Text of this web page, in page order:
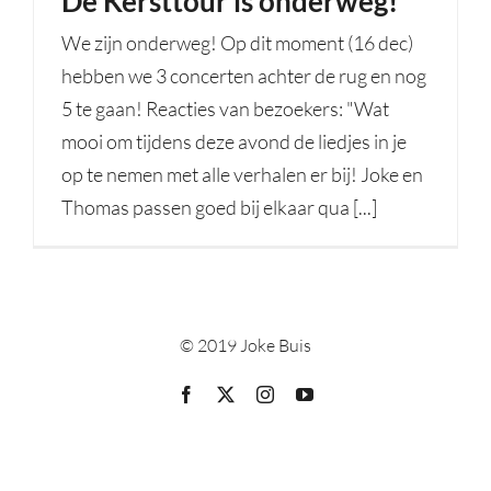
We zijn onderweg! Op dit moment (16 dec)
hebben we 3 concerten achter de rug en nog
5 te gaan! Reacties van bezoekers: "Wat
mooi om tijdens deze avond de liedjes in je
op te nemen met alle verhalen er bij! Joke en
Thomas passen goed bij elkaar qua [...]
© 2019 Joke Buis
Facebook InstagramYouTube